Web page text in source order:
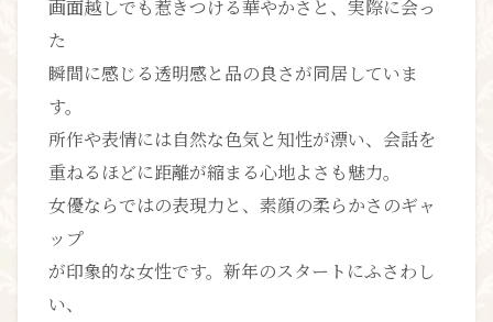
画面越しでも惹きつける華やかさと、実際に会っ
た
瞬間に感じる透明感と品の良さが同居していま
す。
所作や表情には自然な色気と知性が漂い、会話を
重ねるほどに距離が縮まる心地よさも魅力。
女優ならではの表現力と、素顔の柔らかさのギャ
ップ
が印象的な女性です。新年のスタートにふさわし
い、